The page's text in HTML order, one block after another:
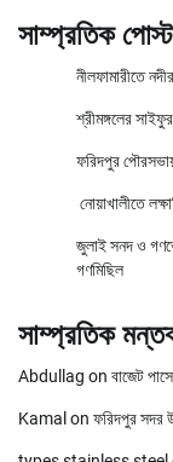
সাম্প্রতিক পোস্ট
নীলফামারীতে
শ্রীমঙ্গলের
ফরিদপুর
নোয়াখালীতে
জুলাই সনদ ও
গণমিছিল
সাম্প্রতিক
Abdullag on বাজেট
Kamal on ফরিদপুর সদর